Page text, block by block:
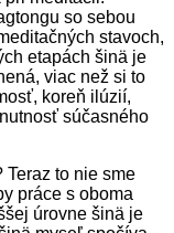
so sebou
stavoch,
etapách šinä je
viac než si to
koreň ilúzií,
súčasného
to nie sme
práce s oboma
úrovne šinä je